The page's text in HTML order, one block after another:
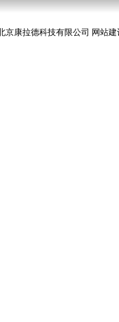
京康拉德科技有限公司 网站建